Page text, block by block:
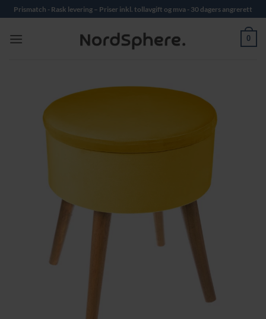
Skip
to
content
Prismatch - Rask levering – Priser inkl. tollavgift og mva - 30 dagers angrerett
0